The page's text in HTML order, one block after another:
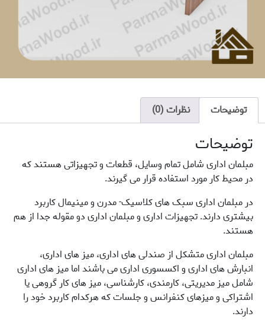
توضیحات نظرات (0)
توضیحات
مبلمان اداری شامل تمام وسایل، قطعات و تجهیزاتی هستند که
در محیط کار مورد استفاده قرار می گیرند.
در مبلمان اداری سبک های کلاسیک- مدرن و مینیمال کاربرد
بیشتری دارند. تجهیزات اداری و مبلمان اداری دو مقوله جدا از هم
هستند.
مبلمان اداری متشکل از صندلی های اداری، میز های اداری،
انبارش های اداری و اکسسوری اداری می باشند اما میز های اداری
شامل میز مدیریتی، کارمندی، کارشناسی، میز های کار گروهی یا
اشتراکی و میزهای کنفرانس و جلسات که هرکدام کاربرد خود را
دارند.